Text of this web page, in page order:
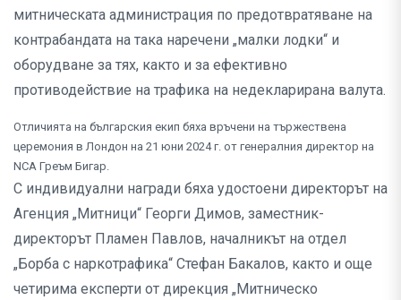
митническата администрация по предотвратяване на
контрабандата на така наречени „малки лодки“ и
оборудване за тях, както и за ефективно
противодействие на трафика на недекларирана валута.
Отличията на българския екип бяха връчени на тържествена
церемония в Лондон на 21 юни 2024 г. от генералния директор на
NCA Греъм Бигар.
С индивидуални награди бяха удостоени директорът на
Агенция „Митници“ Георги Димов, заместник-
директорът Пламен Павлов, началникът на отдел
„Борба с наркотрафика“ Стефан Бакалов, както и още
четирима експерти от дирекция „Митническо